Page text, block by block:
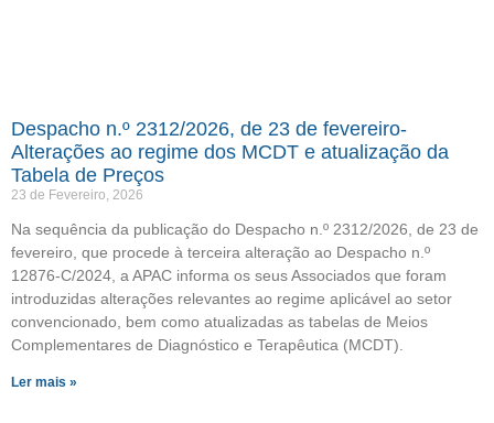
Despacho n.º 2312/2026, de 23 de fevereiro-
Alterações ao regime dos MCDT e atualização da
Tabela de Preços
23 de Fevereiro, 2026
Na sequência da publicação do Despacho n.º 2312/2026, de 23 de
fevereiro, que procede à terceira alteração ao Despacho n.º
12876-C/2024, a APAC informa os seus Associados que foram
introduzidas alterações relevantes ao regime aplicável ao setor
convencionado, bem como atualizadas as tabelas de Meios
Complementares de Diagnóstico e Terapêutica (MCDT).
Ler mais »